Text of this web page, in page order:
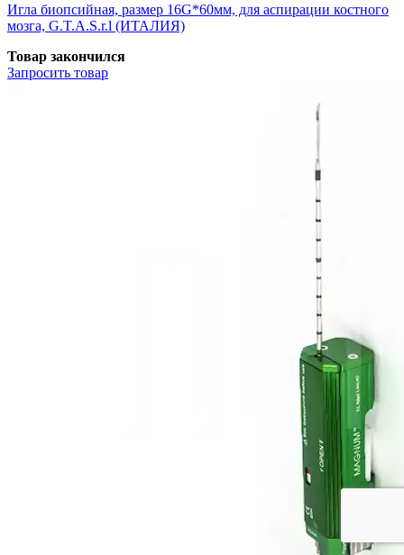
Игла биопсийная, размер 16G*60мм, для аспирации костного
мозга, G.T.A.S.r.l (ИТАЛИЯ)
Товар закончился
Запросить товар